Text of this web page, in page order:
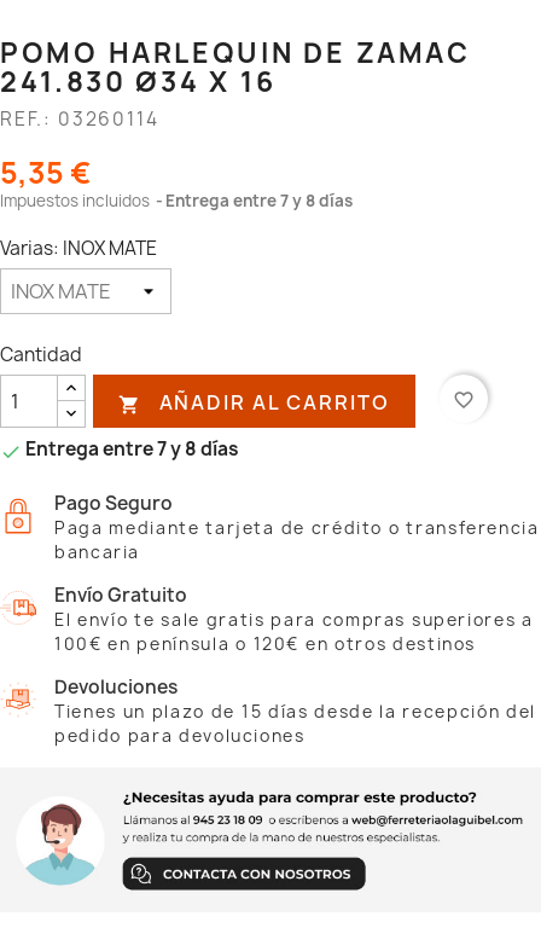
POMO HARLEQUIN DE ZAMAC
241.830 Ø34 X 16
REF.: 03260114
5,35 €
Impuestos incluidos Entrega entre 7 y 8 días
Varias: INOX MATE
Cantidad
 AÑADIR AL CARRITO favorite_border
 Entrega entre 7 y 8 días
Pago Seguro
Paga mediante tarjeta de crédito o transferencia
bancaria
Envío Gratuito
El envío te sale gratis para compras superiores a
100€ en península o 120€ en otros destinos
Devoluciones
Tienes un plazo de 15 días desde la recepción del
pedido para devoluciones